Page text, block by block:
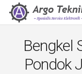
Bengkel
Pondok